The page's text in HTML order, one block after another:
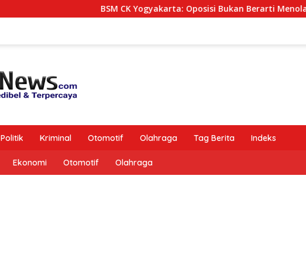
BSM CK Yogyakarta: Oposisi Bukan Berarti Menolak Semua
Politik Kriminal Otomotif Olahraga Tag Berita Indeks
Ekonomi Otomotif Olahraga